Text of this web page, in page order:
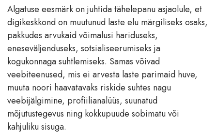
Algatuse eesmärk on juhtida tähelepanu asjaolule, et
digikeskkond on muutunud laste elu märgiliseks osaks,
pakkudes arvukaid võimalusi hariduseks,
eneseväljenduseks, sotsialiseerumiseks ja
kogukonnaga suhtlemiseks. Samas võivad
veebiteenused, mis ei arvesta laste parimaid huve,
muuta noori haavatavaks riskide suhtes nagu
veebijälgimine, profiilianalüüs, suunatud
mõjutustegevus ning kokkupuude sobimatu või
kahjuliku sisuga.